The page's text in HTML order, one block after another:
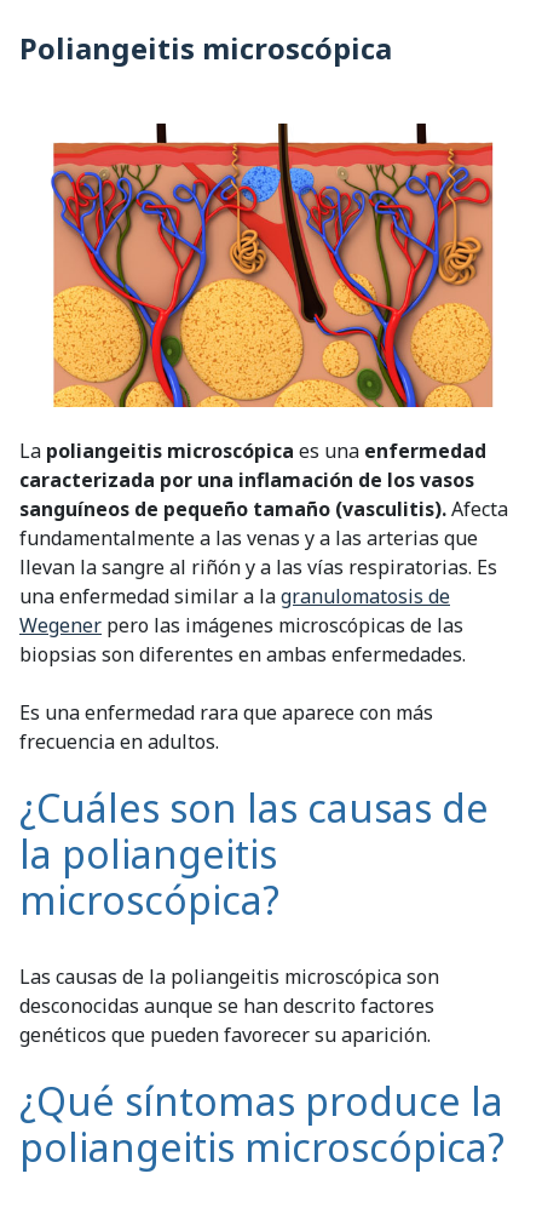
Poliangeitis microscópica
La poliangeitis microscópica es una enfermedad
caracterizada por una inflamación de los vasos
sanguíneos de pequeño tamaño (vasculitis).Afecta
fundamentalmente a las venas y a las arterias que
llevan la sangre al riñón y a las vías respiratorias. Es
una enfermedad similar a lagranulomatosis de
Wegener pero las imágenes microscópicas de las
biopsias son diferentes en ambas enfermedades.
Es una enfermedad rara que aparece con más
frecuencia en adultos.
¿Cuáles son las causas de
la poliangeitis
microscópica?
Las causas de la poliangeitis microscópica son
desconocidas aunque se han descrito factores
genéticos que pueden favorecer su aparición.
¿Qué síntomas produce la
poliangeitis microscópica?